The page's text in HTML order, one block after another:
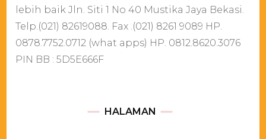
lebih baik Jln. Siti 1 No 40 Mustika Jaya Bekasi.
Telp.(021) 82619088. Fax .(021) 8261 9089 HP.
0878.7752.0712 (what apps) HP. 0812.8620.3076
PIN BB : 5D5E666F
HALAMAN